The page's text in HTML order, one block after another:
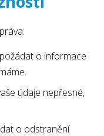
o informace
údaje nepřesné,
o odstranění